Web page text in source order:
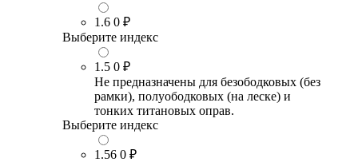
1.6 0 ₽
Выберите индекс
1.5 0 ₽
Не предназначены для безободковых (без
рамки), полуободковых (на леске) и
тонких титановых оправ.
Выберите индекс
1.56 0 ₽